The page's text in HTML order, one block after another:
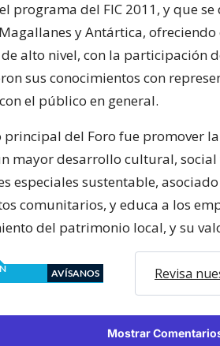
programa del FIC 2011, y que
y Antártica,
alto nivel, con la participación
sus conocimientos con
el público en general.
principal del Foro fue promover
mayor desarrollo cultural,
especiales sustentable,
comunitarios, y educa a los
del patrimonio local, y su
AVÍSANOS Revisa
Mostrar